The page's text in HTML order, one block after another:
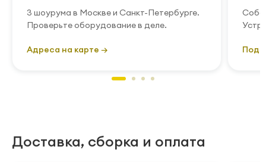
3 шоурума в Москве и Санкт-Петербурге.
Проверьте оборудование в деле.
Адреса на карте →
Доставка, сборка и оплата